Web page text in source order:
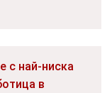
с най-ниска
в